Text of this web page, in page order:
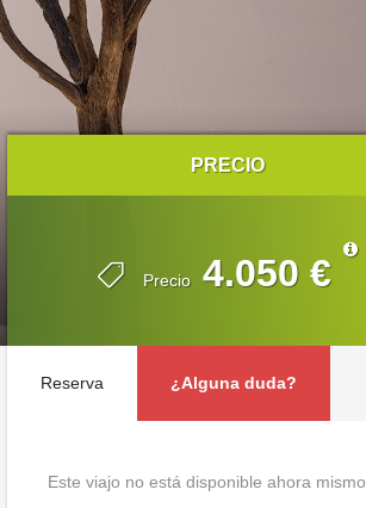
PRECIO
Precio 4.050 €
PRECIO
Precio 4.050 €
Reserva ¿Alguna duda?
Este viajo no está disponible ahora mismo.